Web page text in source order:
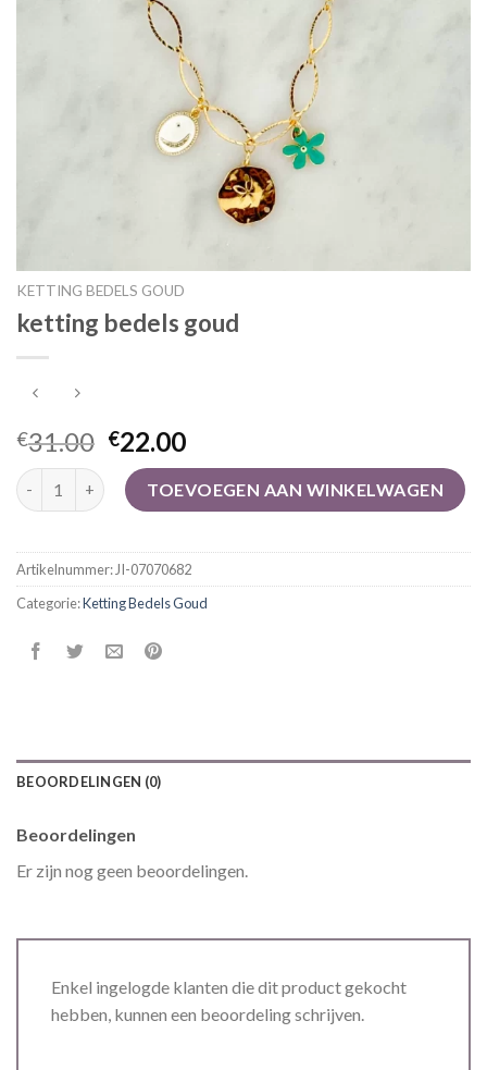
KETTING BEDELS GOUD
ketting bedels goud
€31.00 €22.00
ketting bedels goud aantalTOEVOEGEN AAN WINKELWAGEN
Artikelnummer: JI-07070682
Categorie:Ketting Bedels Goud
BEOORDELINGEN (0)
Beoordelingen
Er zijn nog geen beoordelingen.
Enkel ingelogde klanten die dit product gekocht
hebben, kunnen een beoordeling schrijven.